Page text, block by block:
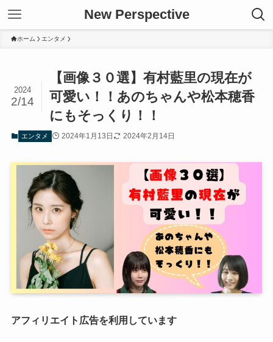
New Perspective
ホーム エンタメ
【画像３０選】有村藍里の現在が
可愛い！！あのちゃんや松本穂香
にもそっくり！！
2024
2/14
エンタメ 2024年1月13日 2024年2月14日
アフィリエイト広告を利用しています